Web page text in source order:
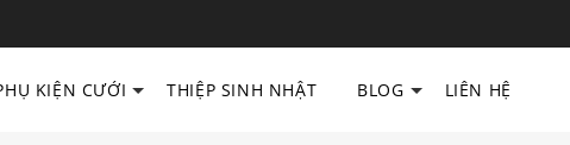
KIỆN CƯỚI THIỆP SINH NHẬT BLOG LIÊN HỆ